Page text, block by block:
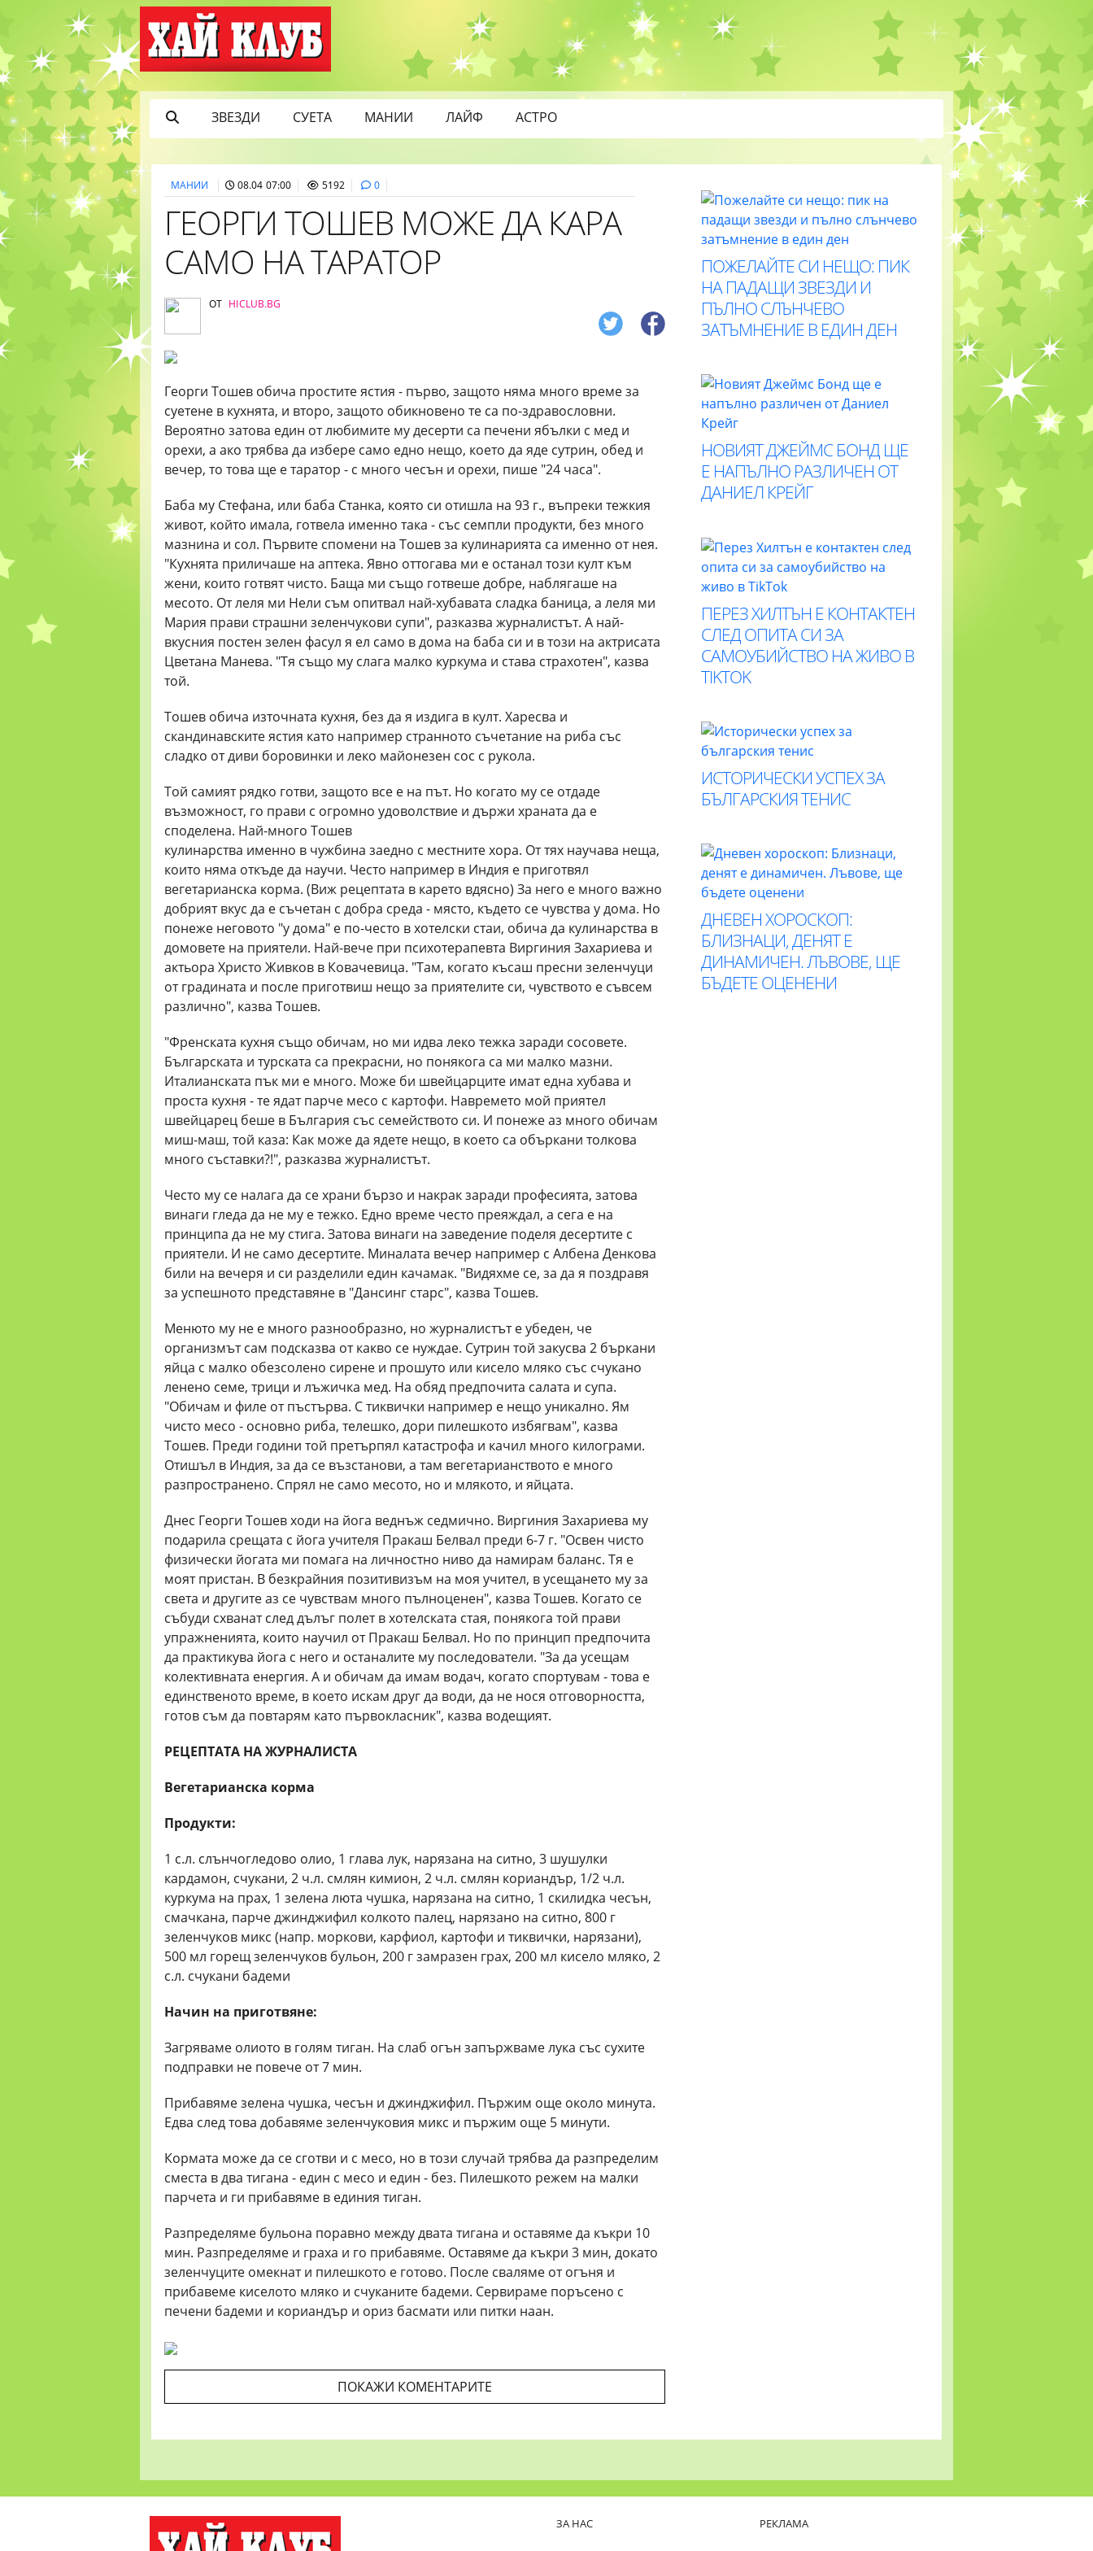
ЗВЕЗДИ СУЕТА МАНИИ ЛАЙФ АСТРО
МАНИИ 08.04 07:00 5192 0
ГЕОРГИ ТОШЕВ МОЖЕ ДА КАРА
САМО НА ТАРАТОР
ОТ HICLUB.BG
Георги Тошев обича простите ястия - първо, защото няма много време за
суетене в кухнята, и второ, защото обикновено те са по-здравословни.
Вероятно затова един от любимите му десерти са печени ябълки с мед и
орехи, а ако трябва да избере само едно нещо, което да яде сутрин, обед и
вечер, то това ще е таратор - с много чесън и орехи, пише "24 часа".
Баба му Стефана, или баба Станка, която си отишла на 93 г., въпреки тежкия
живот, който имала, готвела именно така - със семпли продукти, без много
мазнина и сол. Първите спомени на Тошев за кулинарията са именно от нея.
"Кухнята приличаше на аптека. Явно оттогава ми е останал този култ към
жени, които готвят чисто. Баща ми също готвеше добре, наблягаше на
месото. От леля ми Нели съм опитвал най-хубавата сладка баница, а леля ми
Мария прави страшни зеленчукови супи", разказва журналистът. А най-
вкусния постен зелен фасул я ел само в дома на баба си и в този на актрисата
Цветана Манева. "Тя също му слага малко куркума и става страхотен", казва
той.
Тошев обича източната кухня, без да я издига в култ. Харесва и
скандинавските ястия като например странното съчетание на риба със
сладко от диви боровинки и леко майонезен сос с рукола.
Той самият рядко готви, защото все е на път. Но когато му се отдаде
възможност, го прави с огромно удоволствие и държи храната да е
споделена. Най-много Тошев
кулинарства именно в чужбина заедно с местните хора. От тях научава неща,
които няма откъде да научи. Често например в Индия е приготвял
вегетарианска корма. (Виж рецептата в карето вдясно) За него е много важно
добрият вкус да е съчетан с добра среда - място, където се чувства у дома. Но
понеже неговото "у дома" е по-често в хотелски стаи, обича да кулинарства в
домовете на приятели. Най-вече при психотерапевта Виргиния Захариева и
актьора Христо Живков в Ковачевица. "Там, когато късаш пресни зеленчуци
от градината и после приготвиш нещо за приятелите си, чувството е съвсем
различно", казва Тошев.
"Френската кухня също обичам, но ми идва леко тежка заради сосовете.
Българската и турската са прекрасни, но понякога са ми малко мазни.
Италианската пък ми е много. Може би швейцарците имат една хубава и
проста кухня - те ядат парче месо с картофи. Навремето мой приятел
швейцарец беше в България със семейството си. И понеже аз много обичам
миш-маш, той каза: Как може да ядете нещо, в което са объркани толкова
много съставки?!", разказва журналистът.
Често му се налага да се храни бързо и накрак заради професията, затова
винаги гледа да не му е тежко. Едно време често преяждал, а сега е на
принципа да не му стига. Затова винаги на заведение поделя десертите с
приятели. И не само десертите. Миналата вечер например с Албена Денкова
били на вечеря и си разделили един качамак. "Видяхме се, за да я поздравя
за успешното представяне в "Дансинг старс", казва Тошев.
Менюто му не е много разнообразно, но журналистът е убеден, че
организмът сам подсказва от какво се нуждае. Сутрин той закусва 2 бъркани
яйца с малко обезсолено сирене и прошуто или кисело мляко със счукано
ленено семе, трици и лъжичка мед. На обяд предпочита салата и супа.
"Обичам и филе от пъстърва. С тиквички например е нещо уникално. Ям
чисто месо - основно риба, телешко, дори пилешкото избягвам", казва
Тошев. Преди години той претърпял катастрофа и качил много килограми.
Отишъл в Индия, за да се възстанови, а там вегетарианството е много
разпространено. Спрял не само месото, но и млякото, и яйцата.
Днес Георги Тошев ходи на йога веднъж седмично. Виргиния Захариева му
подарила срещата с йога учителя Пракаш Белвал преди 6-7 г. "Освен чисто
физически йогата ми помага на личностно ниво да намирам баланс. Тя е
моят пристан. В безкрайния позитивизъм на моя учител, в усещането му за
света и другите аз се чувствам много пълноценен", казва Тошев. Когато се
събуди схванат след дълъг полет в хотелската стая, понякога той прави
упражненията, които научил от Пракаш Белвал. Но по принцип предпочита
да практикува йога с него и останалите му последователи. "За да усещам
колективната енергия. А и обичам да имам водач, когато спортувам - това е
единственото време, в което искам друг да води, да не нося отговорността,
готов съм да повтарям като първокласник", казва водещият.
РЕЦЕПТАТА НА ЖУРНАЛИСТА
Вегетарианска корма
Продукти:
1 с.л. слънчогледово олио, 1 глава лук, нарязана на ситно, 3 шушулки
кардамон, счукани, 2 ч.л. смлян кимион, 2 ч.л. смлян кориандър, 1/2 ч.л.
куркума на прах, 1 зелена люта чушка, нарязана на ситно, 1 скилидка чесън,
смачкана, парче джинджифил колкото палец, нарязано на ситно, 800 г
зеленчуков микс (напр. моркови, карфиол, картофи и тиквички, нарязани),
500 мл горещ зеленчуков бульон, 200 г замразен грах, 200 мл кисело мляко, 2
с.л. счукани бадеми
Начин на приготвяне:
Загряваме олиото в голям тиган. На слаб огън запържваме лука със сухите
подправки не повече от 7 мин.
Прибавяме зелена чушка, чесън и джинджифил. Пържим още около минута.
Едва след това добавяме зеленчуковия микс и пържим още 5 минути.
Кормата може да се сготви и с месо, но в този случай трябва да разпределим
сместа в два тигана - един с месо и един - без. Пилешкото режем на малки
парчета и ги прибавяме в единия тиган.
Разпределяме бульона поравно между двата тигана и оставяме да къкри 10
мин. Разпределяме и граха и го прибавяме. Оставяме да къкри 3 мин, докато
зеленчуците омекнат и пилешкото е готово. После сваляме от огъня и
прибавеме киселото мляко и счуканите бадеми. Сервираме поръсено с
печени бадеми и кориандър и ориз басмати или питки наан.
ПОКАЖИ КОМЕНТАРИТЕ
ПОЖЕЛАЙТЕ СИ НЕЩО: ПИК
НА ПАДАЩИ ЗВЕЗДИ И
ПЪЛНО СЛЪНЧЕВО
ЗАТЪМНЕНИЕ В ЕДИН ДЕН
НОВИЯТ ДЖЕЙМС БОНД ЩЕ
Е НАПЪЛНО РАЗЛИЧЕН ОТ
ДАНИЕЛ КРЕЙГ
ПЕРЕЗ ХИЛТЪН Е КОНТАКТЕН
СЛЕД ОПИТА СИ ЗА
САМОУБИЙСТВО НА ЖИВО В
TIKTOK
ИСТОРИЧЕСКИ УСПЕХ ЗА
БЪЛГАРСКИЯ ТЕНИС
ДНЕВЕН ХОРОСКОП:
БЛИЗНАЦИ, ДЕНЯТ Е
ДИНАМИЧЕН. ЛЪВОВЕ, ЩЕ
БЪДЕТЕ ОЦЕНЕНИ
ЗА НАС РЕКЛАМА